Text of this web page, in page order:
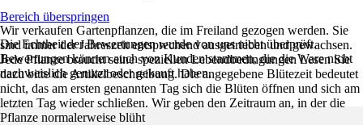
Wir verkaufen Gartenpflanzen, die im Freiland gezogen werden. Sie
sind immer der Jahreszeit entsprechend ausgetrieben und gewachsen.
Jede Pflanze braucht seine speziellen Lebendbedingungen Lesen Sie
dazu bitte die Artikelbeschreibung. Die angegebene Blütezeit bedeutet
nicht, das am ersten genannten Tag sich die Blüten öffnen und sich am
letzten Tag wieder schließen. Wir geben den Zeitraum an, in der die
Pflanze normalerweise blüht
Bereich überspringen
Die Echtheit der Bewertungen wurde von uns nicht überprüft.
Bewertungen können auch von Kunden stammen, die die Ware nicht
nachweislich genutzt oder gekauft haben.